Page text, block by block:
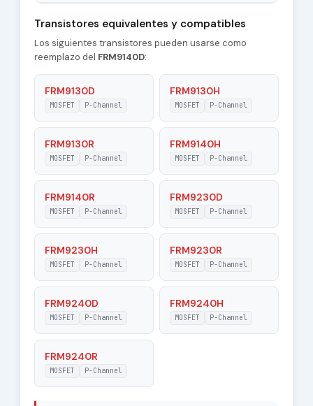
tr - Rise Time 236 nS
Type of Control
Channel
P-Channel
Drain Current
11 A
Pd - Maximum
125 W
Tj - Maximum
Junction
150 °C
|Vgs| - Maximum
Gate-Source
20 V
|Vds| - Maximum
Drain-Source
Voltage
100 V
RDSon - Maximum
Drain-Source On-
State Resistance
Transistores equivalentes y compatibles
Los siguientes transistores pueden usarse como
reemplazo del FRM9140D:
FRM9130D
MOSFET P-Channel
FRM9130H
MOSFET P-Channel
FRM9130R
MOSFET P-Channel
FRM9140H
MOSFET P-Channel
FRM9140R
MOSFET P-Channel
FRM9230D
MOSFET P-Channel
FRM9230H
MOSFET P-Channel
FRM9230R
MOSFET P-Channel
FRM9240D
MOSFET P-Channel
FRM9240H
MOSFET P-Channel
FRM9240R
MOSFET P-Channel